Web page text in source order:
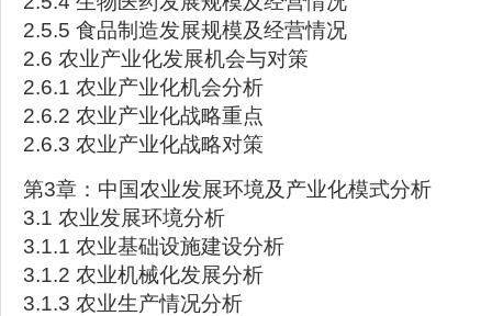
2.5.5 食品制造发展规模及经营情况
2.6 农业产业化发展机会与对策
2.6.1 农业产业化机会分析
2.6.2 农业产业化战略重点
2.6.3 农业产业化战略对策
第3章：中国农业发展环境及产业化模式分析
3.1 农业发展环境分析
3.1.1 农业基础设施建设分析
3.1.2 农业机械化发展分析
3.1.3 农业生产情况分析